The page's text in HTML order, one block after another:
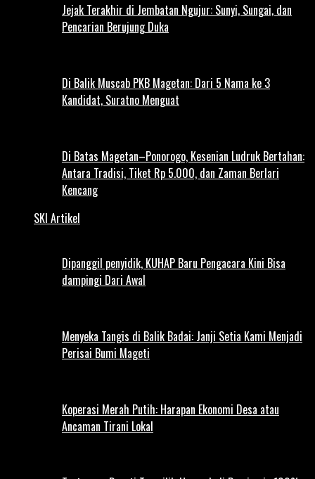
Jejak Terakhir di Jembatan Ngujur: Sunyi, Sungai, dan
Pencarian Berujung Duka
Di Balik Muscab PKB Magetan: Dari 5 Nama ke 3
Kandidat, Suratno Menguat
Di Batas Magetan–Ponorogo, Kesenian Ludruk Bertahan:
Antara Tradisi, Tiket Rp 5.000, dan Zaman Berlari
Kencang
SKI Artikel
Dipanggil penyidik, KUHAP Baru Pengacara Kini Bisa
dampingi Dari Awal
Menyeka Tangis di Balik Badai: Janji Setia Kami Menjadi
Perisai Bumi Mageti
Koperasi Merah Putih: Harapan Ekonomi Desa atau
Ancaman Tirani Lokal